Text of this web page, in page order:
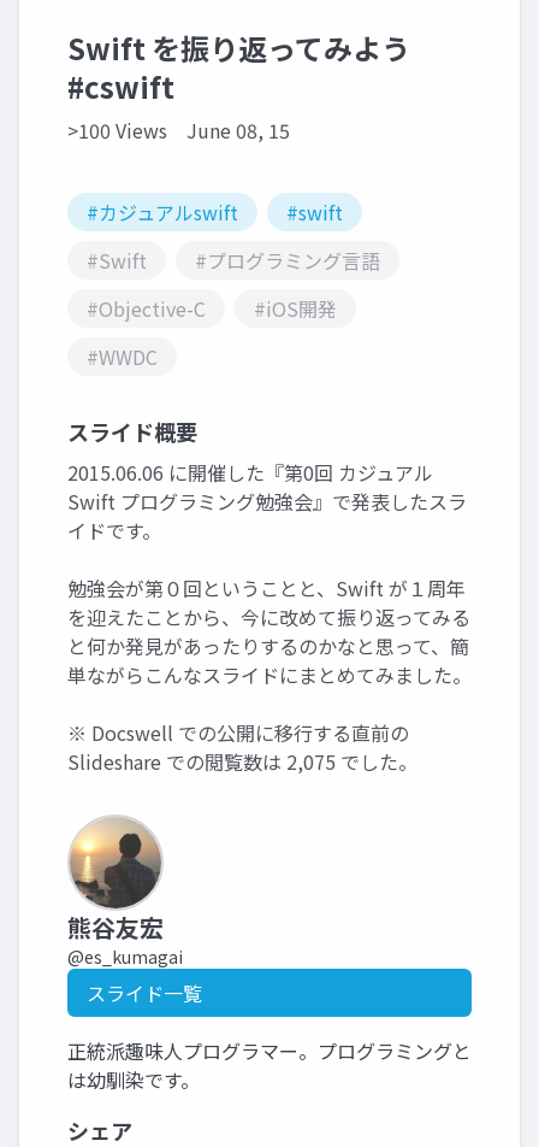
Swift を振り返ってみよう
#cswift
>100 Views June 08, 15
#カジュアルswift
#swift
#Swift
#プログラミング言語
#Objective-C
#iOS開発
#WWDC
スライド概要
2015.06.06 に開催した『第0回 カジュアル
Swift プログラミング勉強会』で発表したスラ
イドです。
勉強会が第０回ということと、Swift が１周年
を迎えたことから、今に改めて振り返ってみる
と何か発見があったりするのかなと思って、簡
単ながらこんなスライドにまとめてみました。
※ Docswell での公開に移行する直前の
Slideshare での閲覧数は 2,075 でした。
熊谷友宏
@es_kumagai
スライド一覧
正統派趣味人プログラマー。プログラミングと
は幼馴染です。
シェア